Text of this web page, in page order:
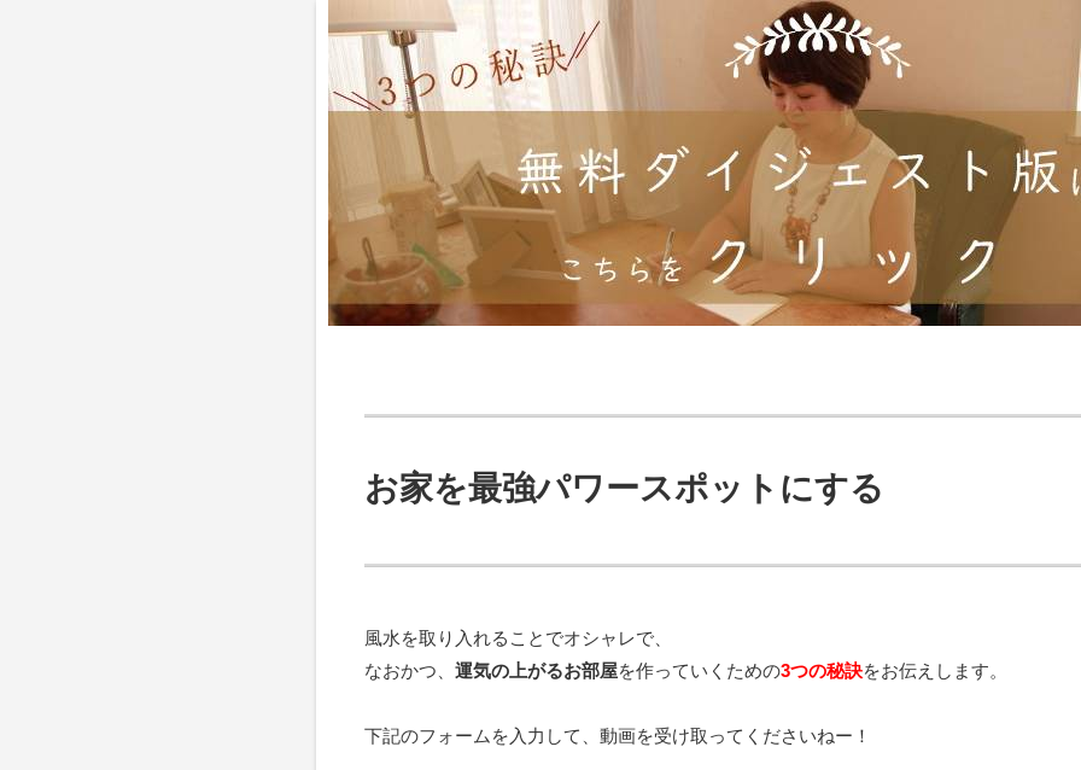
お家を最強パワースポットにする
風水を取り入れることでオシャレで、
なおかつ、 運気の上がるお部屋を作っていく ための3つの秘訣をお伝えします。
下記のフォームを入力して、動画を受け取ってくださいねー！